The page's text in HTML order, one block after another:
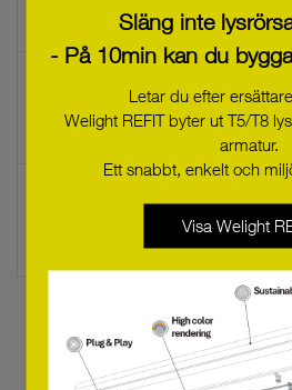
EXC
89602786
Släng inte
- På 10min kan du
Letar du efter
Welight REFIT byter ut T5/T8
armatur.
Ett snabbt, enkelt och
Visa Welight